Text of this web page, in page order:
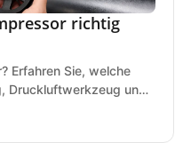
richtig
Erfahren Sie, welche
Druckluftwerkzeug und